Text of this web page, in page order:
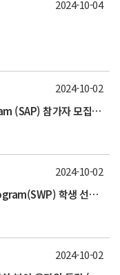
2024-10-04
2024학년도 동계 Study Abroad Program (SAP) 참가자 모집 안내
2024-10-02
2024학년도 동계 SNU in the World Program(SWP) 학생 선발 안내
2024-10-02
2024-10-02